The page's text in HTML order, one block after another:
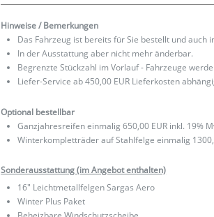
Hinweise / Bemerkungen
Das Fahrzeug ist bereits für Sie bestellt und
In der Ausstattung aber nicht mehr änderbar.
Begrenzte Stückzahl im Vorlauf - Fahrzeuge
Liefer-Service ab 450,00 EUR Lieferkosten
Optional bestellbar
Ganzjahresreifen einmalig 650,00 EUR inkl. 19%
Winterkompletträder auf Stahlfelge einmalig
Sonderausstattung (im Angebot enthalten)
16" Leichtmetallfelgen Sargas Aero
Winter Plus Paket